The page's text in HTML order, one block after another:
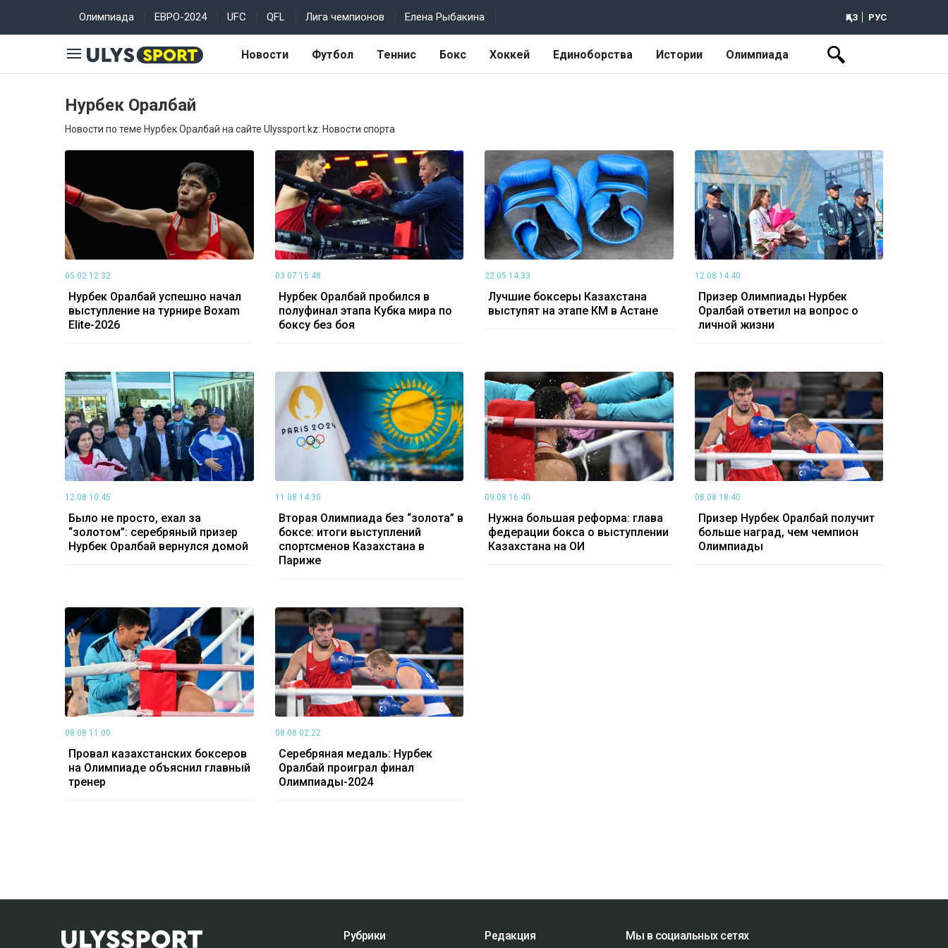
Олимпиада ЕВРО-2024 UFC QFL Лига чемпионов Елена Рыбакина ҚАЗ РУС
Новости Футбол Теннис Бокс Хоккей Единоборства Истории Олимпиада
Нурбек Оралбай
Новости по теме Нурбек Оралбай на сайте Ulyssport.kz: Новости спорта
05.02 12:32
Нурбек Оралбай успешно начал
выступление на турнире Boxam
Elite-2026
03.07 15:48
Нурбек Оралбай пробился в
полуфинал этапа Кубка мира по
боксу без боя
22.05 14:33
Лучшие боксеры Казахстана
выступят на этапе КМ в Астане
12.08 14:40
Призер Олимпиады Нурбек
Оралбай ответил на вопрос о
личной жизни
12.08 10:45
Было не просто, ехал за
“золотом”: серебряный призер
Нурбек Оралбай вернулся домой
11.08 14:30
Вторая Олимпиада без “золота” в
боксе: итоги выступлений
спортсменов Казахстана в
Париже
09.08 16:40
Нужна большая реформа: глава
федерации бокса о выступлении
Казахстана на ОИ
08.08 18:40
Призер Нурбек Оралбай получит
больше наград, чем чемпион
Олимпиады
08.08 11:00
Провал казахстанских боксеров
на Олимпиаде объяснил главный
тренер
08.08 02:22
Серебряная медаль: Нурбек
Оралбай проиграл финал
Олимпиады-2024
Рубрики Редакция Мы в социальных сетях